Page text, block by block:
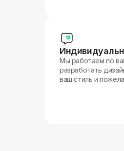
Мы работаем по
разработать
ваш стиль и